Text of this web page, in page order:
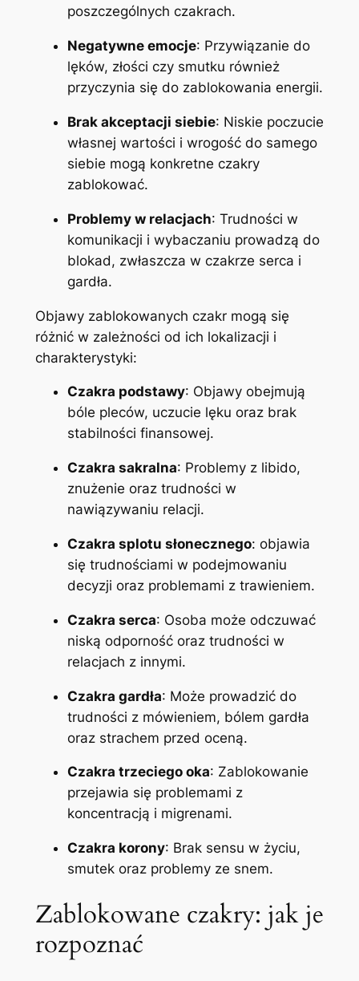
poszczególnych czakrach.
Negatywne emocje: Przywiązanie do
lęków, złości czy smutku również
przyczynia się do zablokowania energii.
Brak akceptacji siebie: Niskie poczucie
własnej wartości i wrogość do samego
siebie mogą konkretne czakry
zablokować.
Problemy w relacjach: Trudności w
komunikacji i wybaczaniu prowadzą do
blokad, zwłaszcza w czakrze serca i
gardła.
Objawy zablokowanych czakr mogą się
różnić w zależności od ich lokalizacji i
charakterystyki:
Czakra podstawy: Objawy obejmują
bóle pleców, uczucie lęku oraz brak
stabilności finansowej.
Czakra sakralna: Problemy z libido,
znużenie oraz trudności w
nawiązywaniu relacji.
Czakra splotu słonecznego: objawia
się trudnościami w podejmowaniu
decyzji oraz problemami z trawieniem.
Czakra serca: Osoba może odczuwać
niską odporność oraz trudności w
relacjach z innymi.
Czakra gardła: Może prowadzić do
trudności z mówieniem, bólem gardła
oraz strachem przed oceną.
Czakra trzeciego oka: Zablokowanie
przejawia się problemami z
koncentracją i migrenami.
Czakra korony: Brak sensu w życiu,
smutek oraz problemy ze snem.
Zablokowane czakry: jak je
rozpoznać